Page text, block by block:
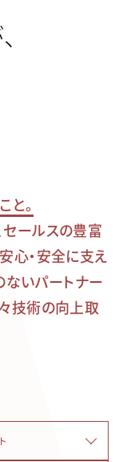
と。
セールスの豊富
心・安全に支え
いパートナー
技術の向上取